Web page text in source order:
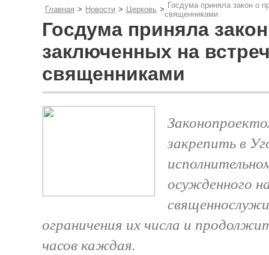
Главная > Новости > Церковь > Госдума приняла закон о
священниками
Госдума приняла
заключенных на
священниками
закрепить в
осужденного
ограничения их числа и
часов каждая.